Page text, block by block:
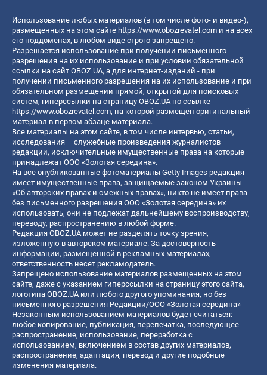
Использование любых материалов (в том числе фото- и видео-),
размещенных на этом сайте https://www.obozrevatel.com и на всех
его поддоменах, в любом виде строго запрещено.
Разрешается использование при получении письменного
разрешения на их использование и при условии обязательной
ссылки на сайт OBOZ.UA, а для интернет-изданий - при
получении письменного разрешения на их использование и при
обязательном размещении прямой, открытой для поисковых
систем, гиперссылки на страницу OBOZ.UA по ссылке
https://www.obozrevatel.com, на которой размещен оригинальный
материал в первом абзаце материала.
Все материалы на этом сайте, в том числе интервью, статьи,
исследования – служебные произведения журналистов
редакции, исключительные имущественные права на которые
принадлежат ООО «Золотая середина».
На все опубликованные фотоматериалы Getty Images редакция
имеет имущественные права, защищаемые законом Украины
«Об авторских правах и смежных правах», никто не имеет права
без письменного разрешения ООО «Золотая середина» их
использовать, они не подлежат дальнейшему воспроизводству,
переводу, распространению в любой форме.
Редакция OBOZ.UA может не разделять точку зрения,
изложенную в авторском материале. За достоверность
информации, размещенной в рекламных материалах,
ответственность несет рекламодатель.
Запрещено использование материалов размещенных на этом
сайте, даже с указанием гиперссылки на страницу этого сайта,
логотипа OBOZ.UA или любого другого упоминания, но без
письменного разрешения Редакции/ООО «Золотая середина»
Незаконным использованием материалов будет считаться:
любое копирование, публикация, перепечатка, последующее
распространение, использование, переработка с
использованием, включением в состав других материалов,
распространение, адаптация, перевод и другие подобные
изменения материала.